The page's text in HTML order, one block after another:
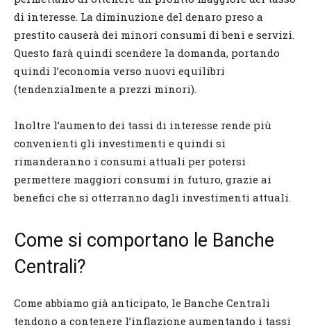
di interesse. La diminuzione del denaro preso a
prestito causerà dei minori consumi di beni e servizi.
Questo farà quindi scendere la domanda, portando
quindi l’economia verso nuovi equilibri
(tendenzialmente a prezzi minori).
Inoltre l’aumento dei tassi di interesse rende più
convenienti gli investimenti e quindi si
rimanderanno i consumi attuali per potersi
permettere maggiori consumi in futuro, grazie ai
benefici che si otterranno dagli investimenti attuali.
Come si comportano le Banche
Centrali?
Come abbiamo già anticipato, le Banche Centrali
tendono a contenere l’inflazione aumentando i tassi